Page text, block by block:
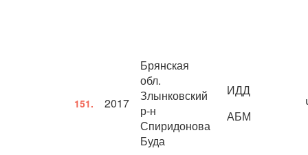
151. 2017
Брянская
обл.
Злынковский
р-н
Спиридонова
Буда
ИДД
АБМ